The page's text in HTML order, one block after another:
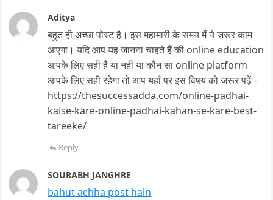
Aditya
बहुत ही अच्छा पोस्ट है। इस महामारी के समय में ये जरूर काम
आएगा। यदि आप यह जानना चाहते हैं की online education
आपके लिए सही है या नहीं या कौन सा online platform
आपके लिए सही रहेगा तो आप यहाँ पर इस विषय को जरूर पढ़ें -
https://thesuccessadda.com/online-padhai-
kaise-kare-online-padhai-kahan-se-kare-best-
tareeke/
Reply
SOURABH JANGHRE
bahut achha post hain